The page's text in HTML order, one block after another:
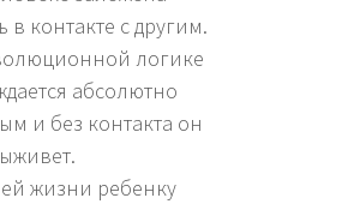
в контакте с другим.
логике
абсолютно
и без контакта он
жизни ребенку